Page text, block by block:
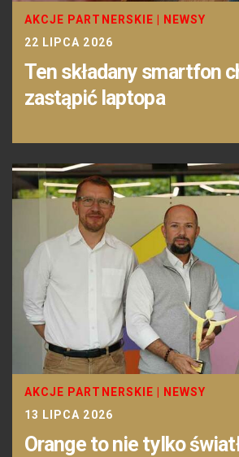
AKCJE PARTNERSKIE
NEWSY
22 LIPCA 2026
Ten składany smartfon
zastąpić laptopa
AKCJE PARTNERSKIE
NEWSY
13 LIPCA 2026
Orange to nie tylko